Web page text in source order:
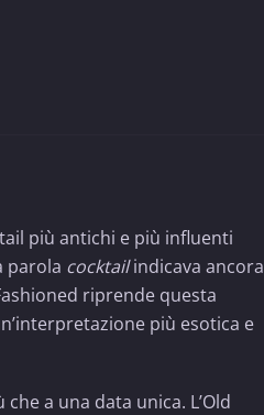
più antichi e più influenti
parola cocktailindicava ancora
riprende questa
più esotica e
a una data unica. L’Old